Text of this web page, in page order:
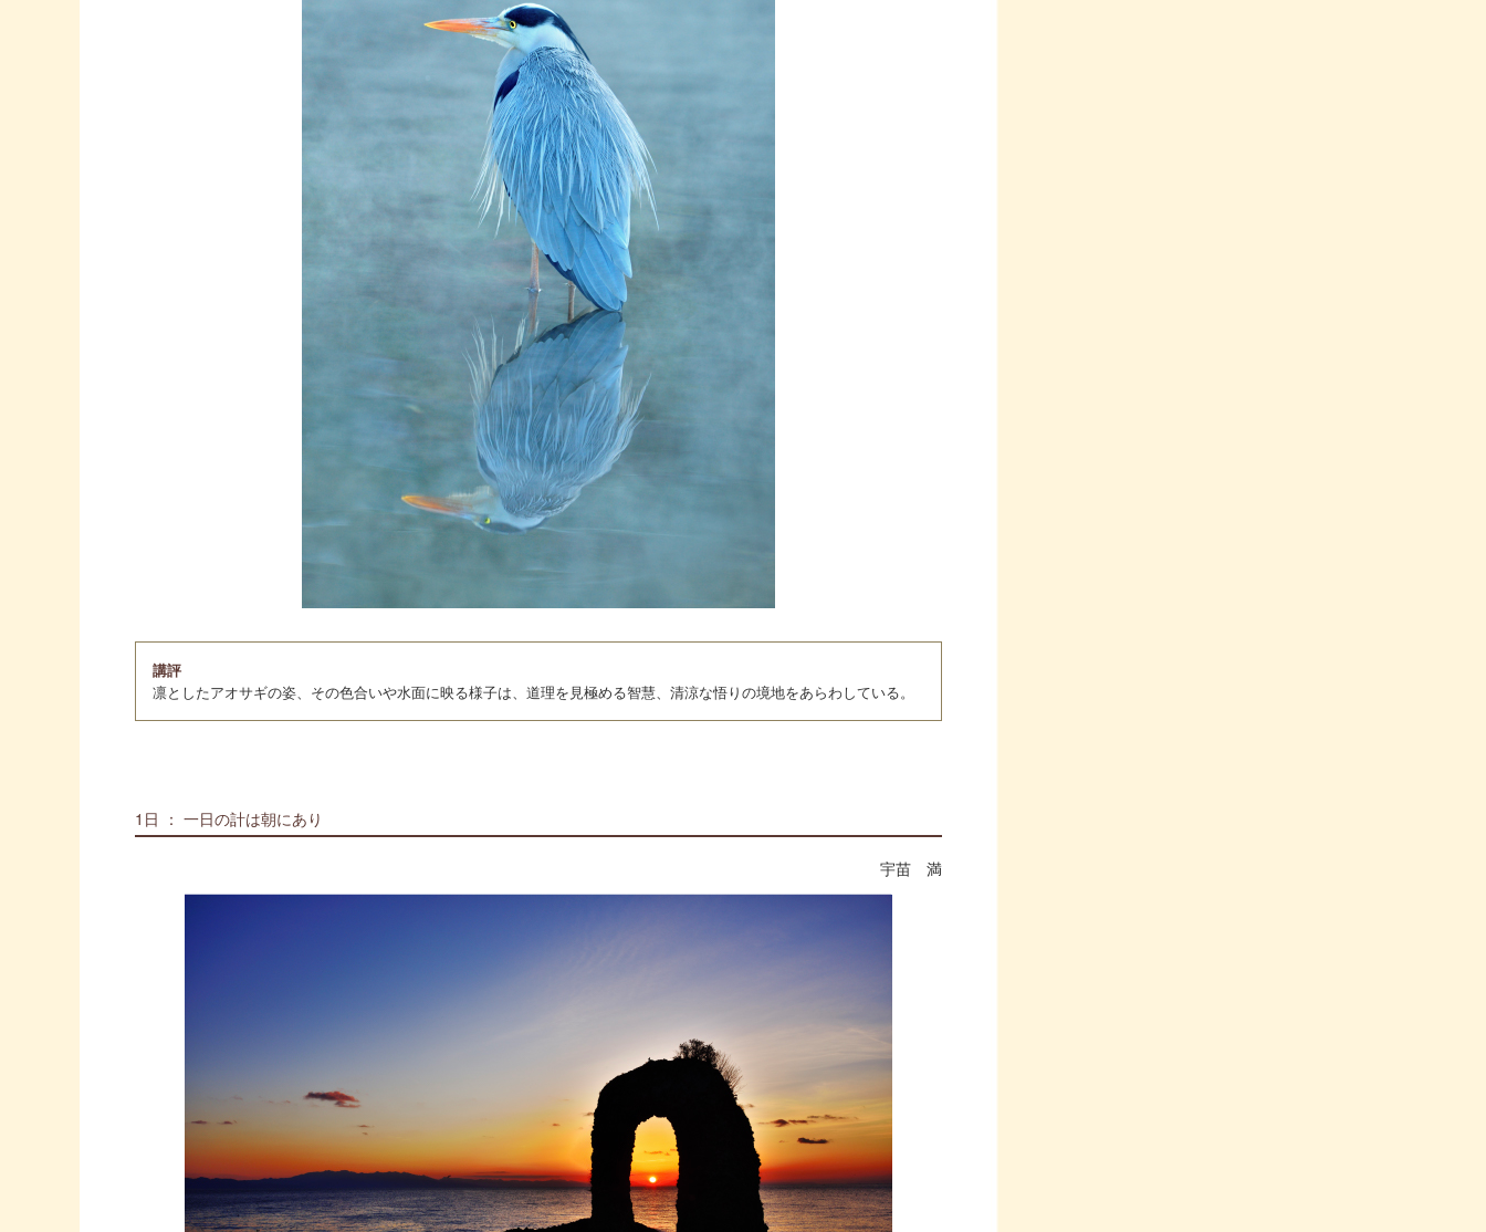
講評
凛としたアオサギの姿、その色合いや水面に映る様子は、道理を見極める智慧、清涼な悟りの境地をあらわしている。
1日 ： 一日の計は朝にあり
宇苗 満